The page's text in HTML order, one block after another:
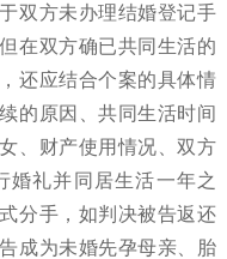
双方未办理结婚登记手
在双方确已共同生活的
还应结合个案的具体情
的原因、共同生活时间
、财产使用情况、双方
婚礼并同居生活一年之
分手，如判决被告返还
成为未婚先孕母亲、胎